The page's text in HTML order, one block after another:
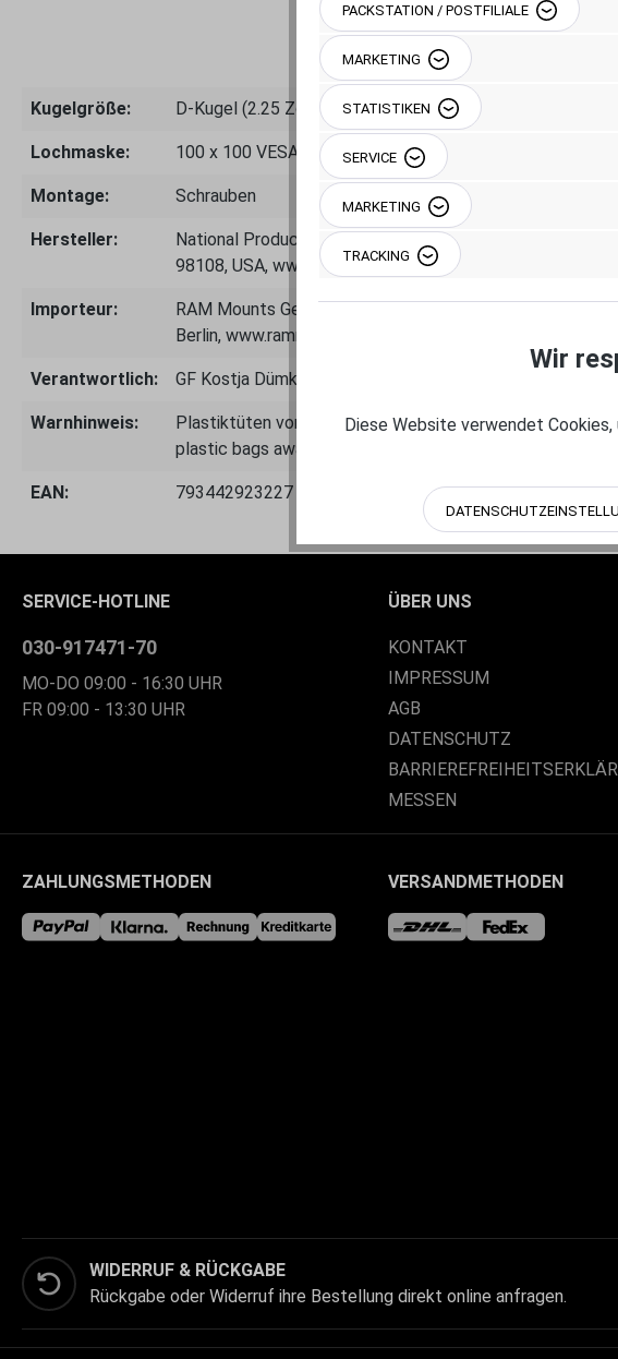
Kugelgröße: D-Kugel (2.25 Zoll bis 2.7 kg)
Lochmaske: 100 x 100 VESA
Montage: Schrauben
Hersteller:
National Products Inc.- 8410 Dallas Avenue South,
98108, USA, www.rammount.com
Importeur:
RAM Mounts Germany GmbH, Alexander-Meißner-Str. 42,
Berlin, www.rammounts.de, Telefon: 030-917471-70
Verantwortlich: GF Kostja Dümke, info@rammounts.de, 030-917471-70
Warnhinweis:
Plastiktüten von Kindern fernhalten - Erstickungsgefahr!
plastic bags away from children – danger of suffocation!
EAN: 793442923227
SERVICE-HOTLINE
030-917471-70
MO-DO 09:00 - 16:30 UHR
FR 09:00 - 13:30 UHR
ÜBER UNS
KONTAKT
IMPRESSUM
AGB
DATENSCHUTZ
MESSEN
ZAHLUNGSMETHODEN VERSANDMETHODEN
WIDERRUF & RÜCKGABE
Rückgabe oder Widerruf ihre Bestellung direkt online anfragen.
PACKSTATION / POSTFILIALE
MARKETING
STATISTIKEN
SERVICE
MARKETING
TRACKING
Wir
Diese Website verwendet